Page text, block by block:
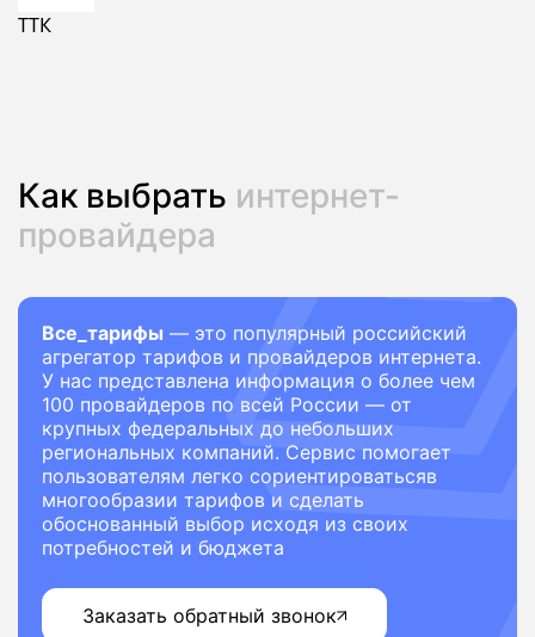
ТТК
Как выбрать интернет-
провайдера
Все_тарифы — это популярный российский
агрегатор тарифов и провайдеров интернета.
У нас представлена информация о более чем
100 провайдеров по всей России — от
крупных федеральных до небольших
региональных компаний. Сервис помогает
пользователям легко сориентироватьсяв
многообразии тарифов и сделать
обоснованный выбор исходя из своих
потребностей и бюджета
Заказать обратный звонок